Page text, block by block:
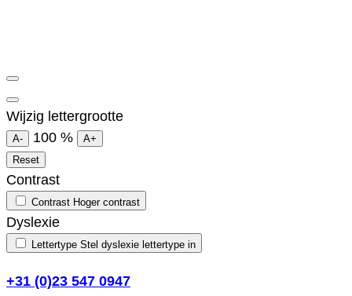
Wijzig lettergrootte
A- 100 %
A+
Reset
Contrast
Contrast Hoger contrast
Dyslexie
Lettertype Stel dyslexie lettertype in
+31 (0)23 547 0947